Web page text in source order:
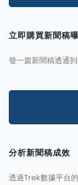
立即購買新聞稿
發一篇新聞稿透通
分析新聞稿成效
透過Trek數據平台